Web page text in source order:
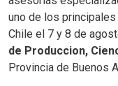
uno de los
Chile el 7 y 8 de
de Produccion,
Provincia de Buenos